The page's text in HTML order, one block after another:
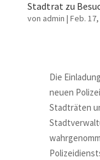
Stadtrat zu
von admin | Feb.
Die
neuen
Stadträten